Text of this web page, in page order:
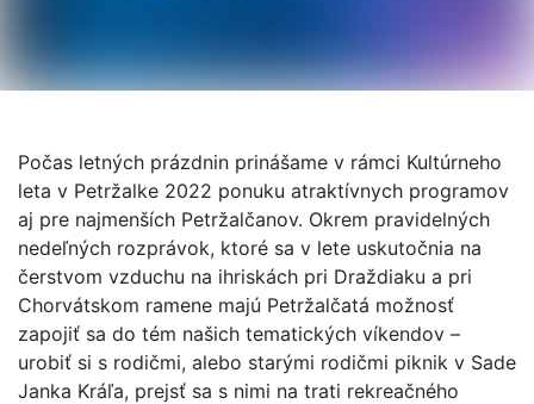
Počas letných prázdnin prinášame v rámci Kultúrneho
leta v Petržalke 2022 ponuku atraktívnych programov
aj pre najmenších Petržalčanov. Okrem pravidelných
nedeľných rozprávok, ktoré sa v lete uskutočnia na
čerstvom vzduchu na ihriskách pri Draždiaku a pri
Chorvátskom ramene majú Petržalčatá možnosť
zapojiť sa do tém našich tematických víkendov –
urobiť si s rodičmi, alebo starými rodičmi piknik v Sade
Janka Kráľa, prejsť sa s nimi na trati rekreačného